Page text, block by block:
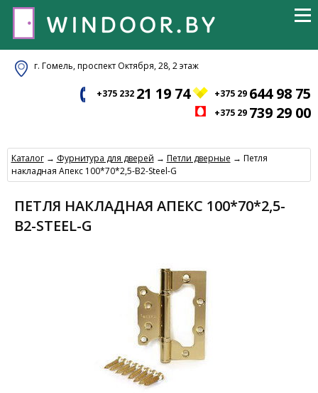
г. Гомель, проспект Октября, 28, 2 этаж
+375 232 21 19 74 +375 29 644 98 75
+375 29 739 29 00
Каталог→ Фурнитура для дверей → Петли дверные → Петля
накладная Апекс 100*70*2,5-В2-Steel-G
ПЕТЛЯ НАКЛАДНАЯ АПЕКС 100*70*2,5-
В2-STEEL-G